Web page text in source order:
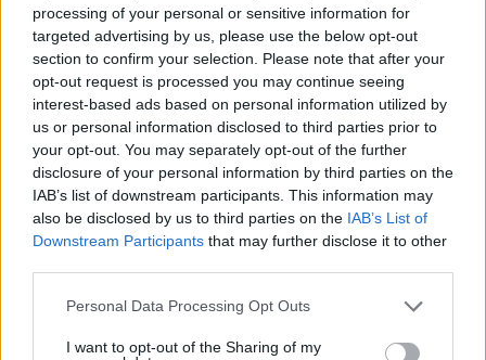
processing of your personal or sensitive information for
targeted advertising by us, please use the below opt-out
section to confirm your selection. Please note that after your
opt-out request is processed you may continue seeing
interest-based ads based on personal information utilized by
us or personal information disclosed to third parties prior to
your opt-out. You may separately opt-out of the further
disclosure of your personal information by third parties on the
IAB’s list of downstream participants. This information may
also be disclosed by us to third parties on the IAB’s List of
Downstream Participants that may further disclose it to other
Please note that this website/app uses one or more Google
not limited to your visit or usage behaviour. You may click to
Personal Data Processing Opt Outs
I want to opt-out of the Sharing of my
Το σπίτι του τρόμου στο Άινταχο: Η νύχτα που
τέσσερις φοιτητές δολοφονήθηκαν μέσα σε λίγα
λεπτά
09.08.2026, 08:33